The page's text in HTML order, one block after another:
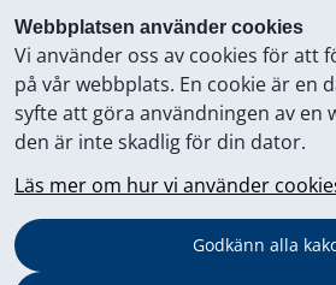
Webbplatsen använder cookies
Vi använder oss av cookies för att
på vår webbplats. En cookie är en
syfte att göra användningen av en
den är inte skadlig för din dator.
Läs mer om hur vi använder
Godkänn alla